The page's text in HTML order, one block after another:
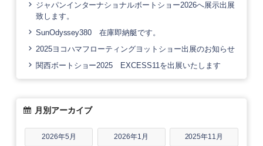
ジャパンインターナショナルボートショー2026へ展示出展
致します。
SunOdyssey380 在庫即納艇です。
2025ヨコハマフローティングヨットショー出展のお知らせ
関西ボートショー2025 EXCESS11を出展いたします
月別アーカイブ
2026年5月 2026年1月 2025年11月